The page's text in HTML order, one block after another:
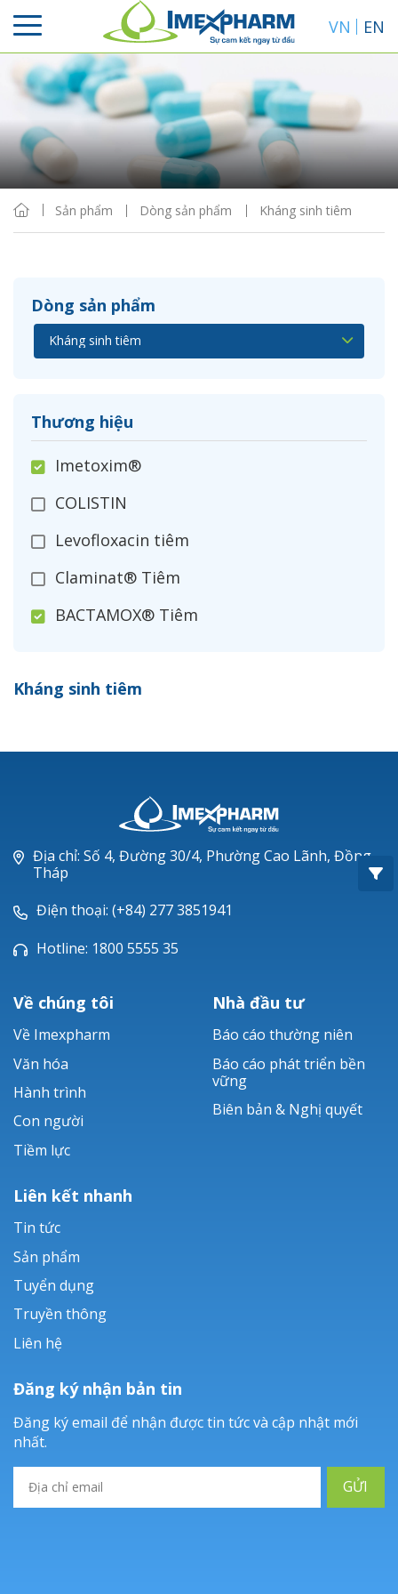
VN EN
Sản phẩm Dòng sản phẩm Kháng sinh tiêm
Dòng sản phẩm
Thương hiệu
Imetoxim®
COLISTIN
Levofloxacin tiêm
Claminat® Tiêm
BACTAMOX® Tiêm
Ceftizoxim®
Piperacillin
Ticarlinat®
Zobacta®
Bacsulfo®
Kháng sinh tiêm
Sắp xếp
Hiển thị
Địa chỉ: Số 4, Đường 30/4, Phường Cao Lãnh, Đồng
Tháp
Điện thoại: (+84) 277 3851941
Hotline: 1800 5555 35
Về chúng tôi
Về Imexpharm
Văn hóa
Hành trình
Con người
Tiềm lực
Nhà đầu tư
Báo cáo thường niên
Báo cáo phát triển bền
vững
Biên bản & Nghị quyết
Liên kết nhanh
Tin tức
Sản phẩm
Tuyển dụng
Truyền thông
Liên hệ
Đăng ký nhận bản tin
Đăng ký email để nhận được tin tức và cập nhật mới
nhất.
GỬI